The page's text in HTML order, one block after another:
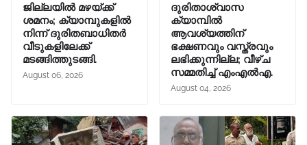
ജില്ലയിൽ മഴയ്ക്ക്
ശമനം; ക്യാമ്പുകളിൽ
നിന്ന് ദുരിതബാധിതർ
വീടുകളിലേക്ക്
മടങ്ങിത്തുടങ്ങി.
August 06, 2026
ദുരിതാശ്വാസ
ക്യാമ്പിൽ
ആവശ്യത്തിന്
ഭക്ഷണവും വസ്ത്രവും
ലഭിക്കുന്നില്ല; വീഴ്ച
സമ്മതിച്ച് എംഎൽഎ.
August 04, 2026